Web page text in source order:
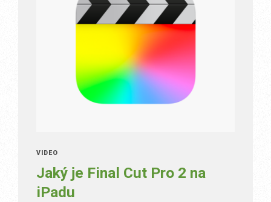
VIDEO
Jaký je Final Cut Pro 2 na
iPadu